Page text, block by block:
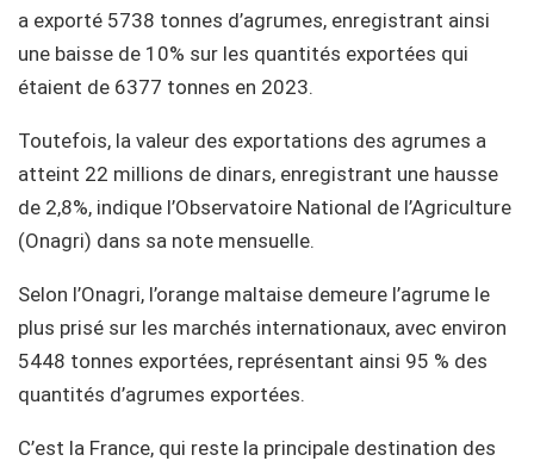
a exporté 5738 tonnes d’agrumes, enregistrant ainsi
une baisse de 10% sur les quantités exportées qui
étaient de 6377 tonnes en 2023.
Toutefois, la valeur des exportations des agrumes a
atteint 22 millions de dinars, enregistrant une hausse
de 2,8%, indique l’Observatoire National de l’Agriculture
(Onagri) dans sa note mensuelle.
Selon l’Onagri, l’orange maltaise demeure l’agrume le
plus prisé sur les marchés internationaux, avec environ
5448 tonnes exportées, représentant ainsi 95 % des
quantités d’agrumes exportées.
C’est la France, qui reste la principale destination des